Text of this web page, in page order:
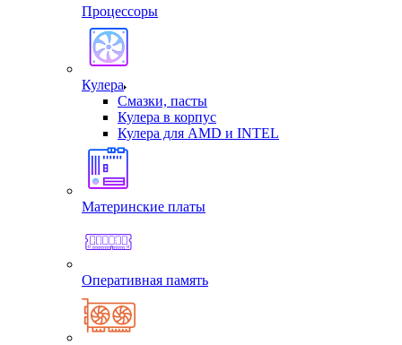
Процессоры
Кулера
Смазки, пасты
Кулера в корпус
Кулера для AMD и INTEL
Материнские платы
Оперативная память